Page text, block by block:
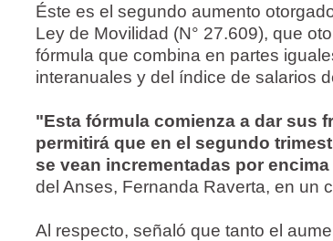
Éste es el segundo aumento
Ley de Movilidad (N° 27.609), que
fórmula que combina en partes
interanuales y del índice de salarios
"Esta fórmula comienza a dar sus
permitirá que en el segundo
se vean incrementadas por
del Anses, Fernanda Raverta, en un
Al respecto, señaló que tanto el